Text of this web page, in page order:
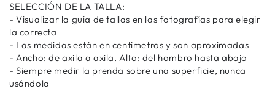
SELECCIÓN DE LA TALLA:
- Visualizar la guía de tallas en las fotografías para elegir
la correcta
- Las medidas están en centímetros y son aproximadas
- Ancho: de axila a axila. Alto: del hombro hasta abajo
- Siempre medir la prenda sobre una superficie, nunca
usándola